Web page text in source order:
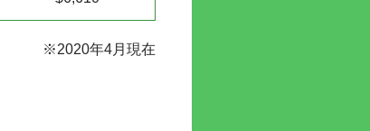
※2020年4月現在